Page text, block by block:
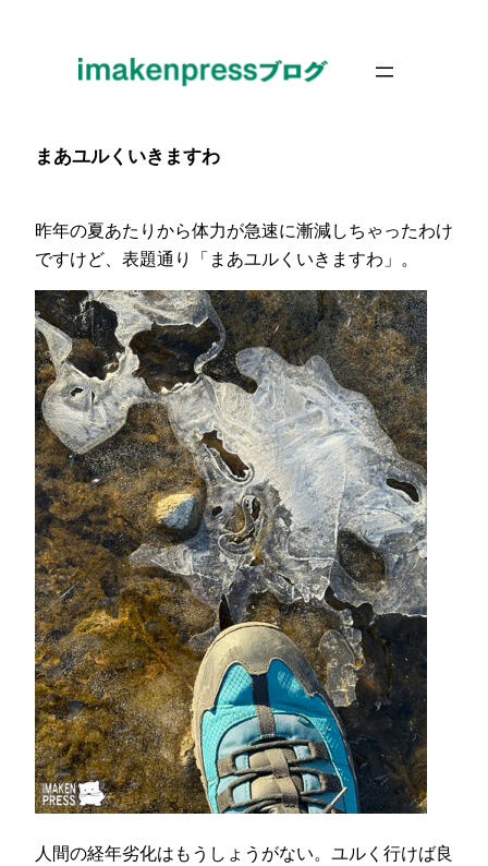
まあユルくいきますわ
昨年の夏あたりから体力が急速に漸減しちゃったわけ
ですけど、表題通り「まあユルくいきますわ」。
人間の経年劣化はもうしょうがない。ユルく行けば良